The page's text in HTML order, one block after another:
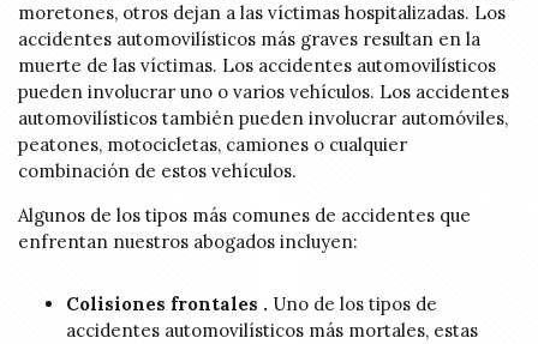
moretones, otros dejan a las víctimas hospitalizadas. Los
accidentes automovilísticos más graves resultan en la
muerte de las víctimas. Los accidentes automovilísticos
pueden involucrar uno o varios vehículos. Los accidentes
automovilísticos también pueden involucrar automóviles,
peatones, motocicletas, camiones o cualquier
combinación de estos vehículos.
Algunos de los tipos más comunes de accidentes que
enfrentan nuestros abogados incluyen:
Colisiones frontales . Uno de los tipos de
accidentes automovilísticos más mortales, estas